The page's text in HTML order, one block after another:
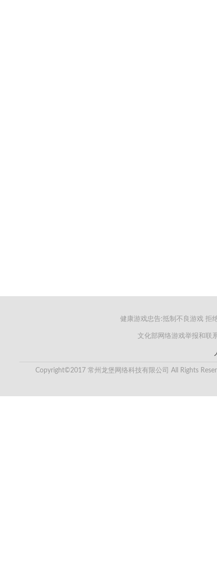
健康游戏忠告:抵制不良游戏 拒
文化部网络游戏举报和联
Copyright©2017 常州龙堡网络科技有限公司 All Rights